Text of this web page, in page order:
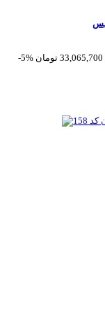
-5%
33,065,700 تومان